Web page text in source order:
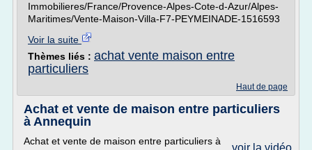
Immobilieres/France/Provence-Alpes-Cote-d-Azur/Alpes-
Maritimes/Vente-Maison-Villa-F7-PEYMEINADE-1516593
Voir la suite
Thèmes liés : achat vente maison entre
particuliers
Haut de page
Achat et vente de maison entre particuliers
à Annequin
voir la vidéo
Achat et vente de maison entre particuliers à